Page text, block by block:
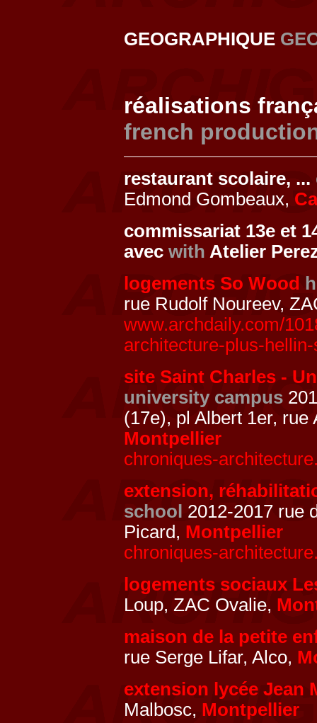
GEOGRAPHIQUE
réalisations
french
restaurant scolaire, ...
Edmond Gombeaux,
commissariat 13e et
avec with Atelier
logements So Wood
rue Rudolf Noureev,
www.archdaily.com/
architecture-plus-
site Saint Charles -
university campus
(17e), pl Albert 1er, rue
Montpellier
chroniques-
extension,
school 2012-2017 rue
Picard, Montpellier
chroniques-
logements sociaux
Loup, ZAC Ovalie,
maison de la petite
rue Serge Lifar, Alco,
extension lycée Jean
Malbosc, Montpellier